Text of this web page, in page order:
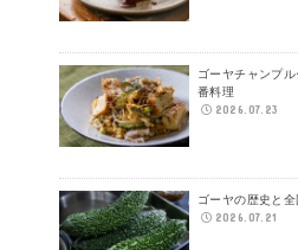
ゴーヤチャンプ
番料理
2026.07.23
ゴーヤの歴史と
2026.07.21